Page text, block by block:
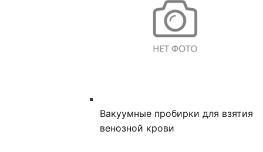
Вакуумные пробирки для взятия
венозной крови